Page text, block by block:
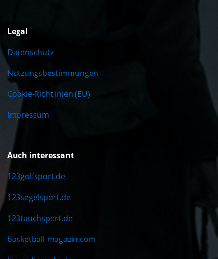
Legal
Datenschutz
Nutzungsbestimmungen
Cookie-Richtlinien (EU)
Impressum
Auch interessant
123golfsport.de
123segelsport.de
123tauchsport.de
basketball-magazin.com